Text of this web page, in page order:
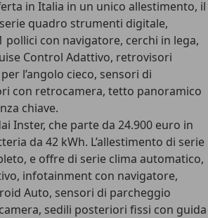
in Italia in un unico allestimento, il
quadro strumenti digitale,
pollici con navigatore, cerchi in lega,
Control Adattivo, retrovisori
l’angolo cieco, sensori di
con retrocamera, tetto panoramico
chiave.
Inster, che parte da 24.900 euro in
da 42 kWh. L’allestimento di serie
e offre di serie clima automatico,
infotainment con navigatore,
Auto, sensori di parcheggio
sedili posteriori fissi con guida